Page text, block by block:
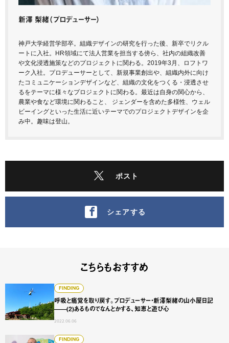
新澤 梨緒（プロデューサー）
神戸大学経営学部卒。組織デザインの研究を行った後、新卒でリクル
ートに入社。HR領域にて法人営業を担当する傍ら、社内の組織改善
や文化浸透施策などのプロジェクトに関わる。2019年3月、ロフトワ
ーク入社。プロデューサーとして、新規事業創出や、組織内外に向け
たコミュニケーションデザインなど、組織の文化をつくる・浸透させ
るをテーマに様々なプロジェクトに関わる。最近は自身の関心から、
農業や食など環境に関わること、 ジェンダーを含めた多様性、ウェル
ビーイングといった生活に近いテーマでのプロジェクトデザインを企
み中。趣味は登山。
ポスト
シェアする
こちらもおすすめ
FINDING
呼吸と痛覚を取り戻す。プロデューサー・新澤梨緒の山小屋日記
——(2)あるものでなんとかする、知恵と遊び心
2022.06.06
呼吸と痛覚を取り戻す。プロデューサー・新澤梨緒の山
FINDING
大学変革 #1 明星学苑 理事長 謳歌する学びの未来 ──「み